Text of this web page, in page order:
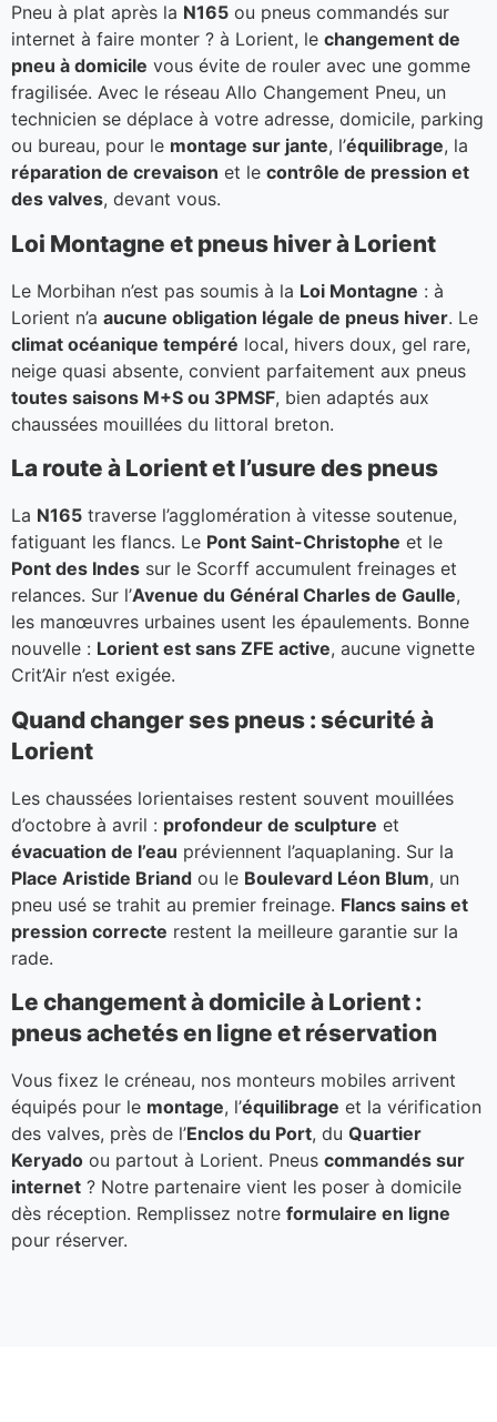
Pneu à plat après la N165 ou pneus commandés sur
internet à faire monter ? à Lorient, le changement de
pneu à domicile vous évite de rouler avec une gomme
fragilisée. Avec le réseau Allo Changement Pneu, un
technicien se déplace à votre adresse, domicile, parking
ou bureau, pour le montage sur jante, l’équilibrage, la
réparation de crevaison et le contrôle de pression et
des valves, devant vous.
Loi Montagne et pneus hiver à Lorient
Le Morbihan n’est pas soumis à la Loi Montagne : à
Lorient n’a aucune obligation légale de pneus hiver. Le
climat océanique tempéré local, hivers doux, gel rare,
neige quasi absente, convient parfaitement aux pneus
toutes saisons M+S ou 3PMSF, bien adaptés aux
chaussées mouillées du littoral breton.
La route à Lorient et l’usure des pneus
La N165 traverse l’agglomération à vitesse soutenue,
fatiguant les flancs. Le Pont Saint-Christophe et le
Pont des Indes sur le Scorff accumulent freinages et
relances. Sur l’Avenue du Général Charles de Gaulle,
les manœuvres urbaines usent les épaulements. Bonne
nouvelle : Lorient est sans ZFE active, aucune vignette
Crit’Air n’est exigée.
Quand changer ses pneus : sécurité à
Lorient
Les chaussées lorientaises restent souvent mouillées
d’octobre à avril : profondeur de sculpture et
évacuation de l’eau préviennent l’aquaplaning. Sur la
Place Aristide Briand ou le Boulevard Léon Blum, un
pneu usé se trahit au premier freinage. Flancs sains et
pression correcte restent la meilleure garantie sur la
rade.
Le changement à domicile à Lorient :
pneus achetés en ligne et réservation
Vous fixez le créneau, nos monteurs mobiles arrivent
équipés pour le montage, l’équilibrage et la vérification
des valves, près de l’Enclos du Port, du Quartier
Keryado ou partout à Lorient. Pneus commandés sur
internet ? Notre partenaire vient les poser à domicile
dès réception. Remplissez notre formulaire en ligne
pour réserver.